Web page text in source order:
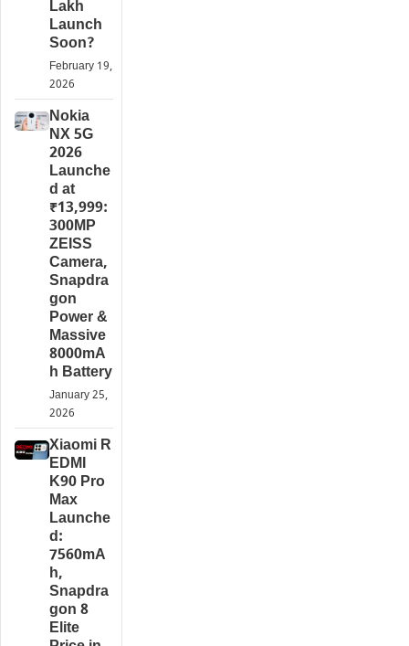
Lakh
Launch
Soon?
February 19,
2026
Nokia
NX 5G
2026
Launche
d at
₹13,999:
300MP
ZEISS
Camera,
Snapdra
gon
Power &
Massive
8000mA
h Battery
January 25,
2026
Xiaomi R
EDMI
K90 Pro
Max
Launche
d:
7560mA
h,
Snapdra
gon 8
Elite